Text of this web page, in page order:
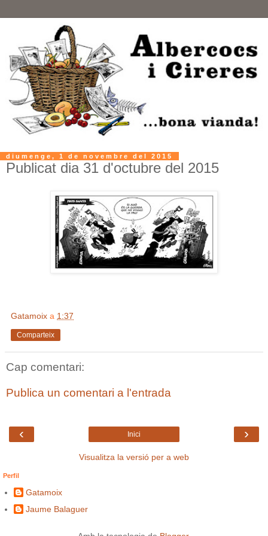
diumenge, 1 de novembre del 2015
Publicat dia 31 d'octubre del 2015
Gatamoix a 1:37
Comparteix
Cap comentari:
Publica un comentari a l'entrada
‹ ›
Inici
Visualitza la versió per a web
Perfil
Gatamoix
Jaume Balaguer